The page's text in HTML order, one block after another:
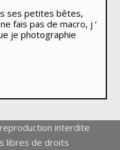
ses petites bêtes,
fais pas de macro, j ‘
je photographie
interdite
libres de droits